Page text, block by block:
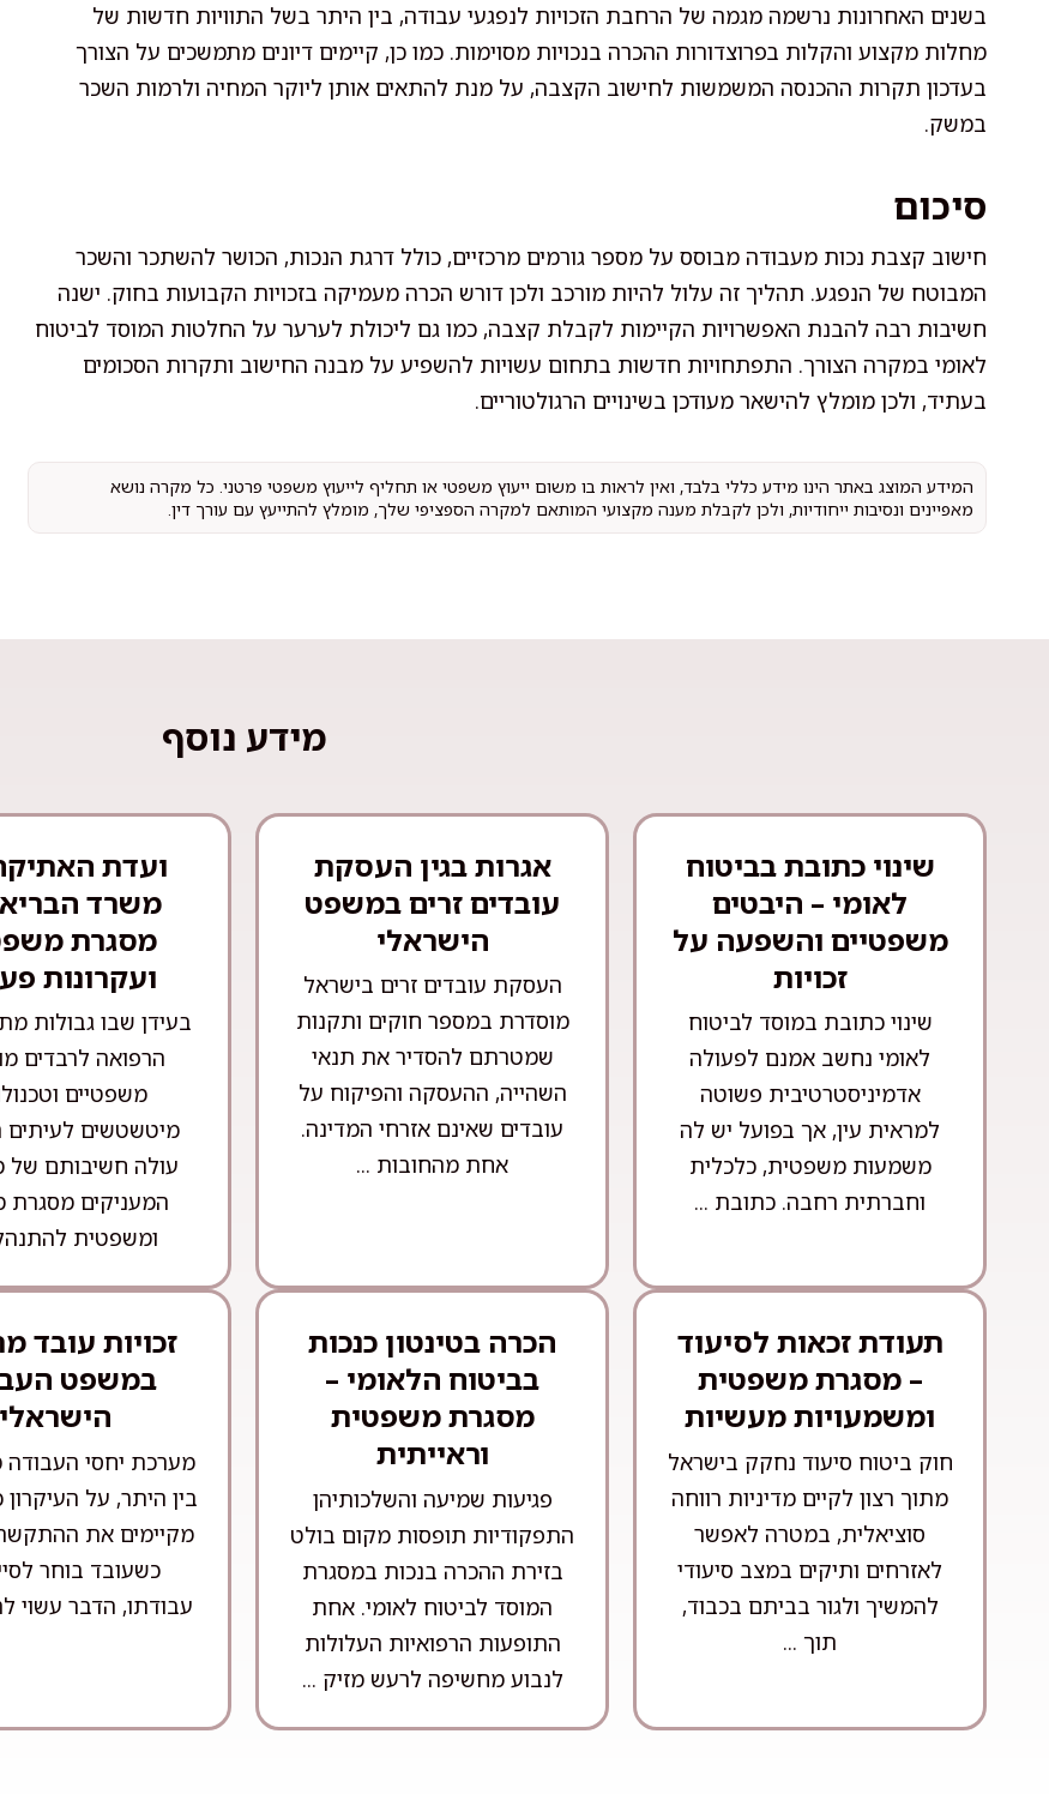
בשנים האחרונות נרשמה מגמה של הרחבת הזכויות לנפגעי עבודה, בין היתר בשל התוויות חדשות של
מחלות מקצוע והקלות בפרוצדורות ההכרה בנכויות מסוימות. כמו כן, קיימים דיונים מתמשכים על הצורך
בעדכון תקרות ההכנסה המשמשות לחישוב הקצבה, על מנת להתאים אותן ליוקר המחיה ולרמות השכר
במשק.
סיכום
חישוב קצבת נכות מעבודה מבוסס על מספר גורמים מרכזיים, כולל דרגת הנכות, הכושר להשתכר והשכר
המבוטח של הנפגע. תהליך זה עלול להיות מורכב ולכן דורש הכרה מעמיקה בזכויות הקבועות בחוק. ישנה
חשיבות רבה להבנת האפשרויות הקיימות לקבלת קצבה, כמו גם ליכולת לערער על החלטות המוסד לביטוח
לאומי במקרה הצורך. התפתחויות חדשות בתחום עשויות להשפיע על מבנה החישוב ותקרות הסכומים
בעתיד, ולכן מומלץ להישאר מעודכן בשינויים הרגולטוריים.
המידע המוצג באתר הינו מידע כללי בלבד, ואין לראות בו משום ייעוץ משפטי או תחליף לייעוץ משפטי פרטני. כל מקרה נושא
מאפיינים ונסיבות ייחודיות, ולכן לקבלת מענה מקצועי המותאם למקרה הספציפי שלך, מומלץ להתייעץ עם עורך דין.
מידע נוסף
שינוי כתובת בביטוח
לאומי – היבטים
משפטיים והשפעה על
זכויות
שינוי כתובת במוסד לביטוח
לאומי נחשב אמנם לפעולה
אדמיניסטרטיבית פשוטה
למראית עין, אך בפועל יש לה
משמעות משפטית, כלכלית
וחברתית רחבה. כתובת ...
אגרות בגין העסקת
עובדים זרים במשפט
הישראלי
העסקת עובדים זרים בישראל
מוסדרת במספר חוקים ותקנות
שמטרתם להסדיר את תנאי
השהייה, ההעסקה והפיקוח על
עובדים שאינם אזרחי המדינה.
אחת מהחובות ...
ועדת
משרד
מסגרת
ועקרונות
בעידן שבו גבולות
הרפואה לרבדים
משפטיים
מיטשטשים לעיתים
עולה חשיבותם של
המעניקים מסגרת
ומשפטית
תעודת זכאות לסיעוד
– מסגרת משפטית
ומשמעויות מעשיות
חוק ביטוח סיעוד נחקק בישראל
מתוך רצון לקיים מדיניות רווחה
סוציאלית, במטרה לאפשר
לאזרחים ותיקים במצב סיעודי
להמשיך ולגור בביתם בכבוד,
תוך ...
הכרה בטינטון כנכות
בביטוח הלאומי –
מסגרת משפטית
וראייתית
פגיעות שמיעה והשלכותיהן
התפקודיות תופסות מקום בולט
בזירת ההכרה בנכות במסגרת
המוסד לביטוח לאומי. אחת
התופעות הרפואיות העלולות
לנבוע מחשיפה לרעש מזיק ...
זכויות עובד
במשפט
הישראלי
מערכת יחסי
בין היתר, על העיקרון
מקיימים את
כשעובד בוחר
עבודתו, הדבר עשוי